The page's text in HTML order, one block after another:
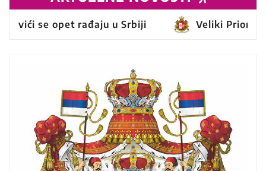
opet rađaju u Srbiji Veliki Priorat Srbije